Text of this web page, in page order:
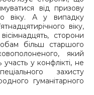
від призову
віку. А у випадку
віку,
сторони
більш старшого
який
у конфлікті, не
захисту
гуманітарного